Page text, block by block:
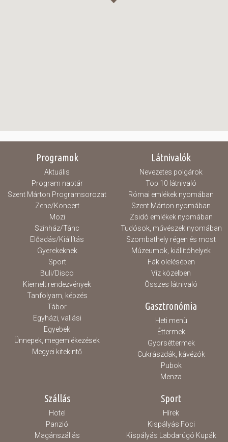
Programok
Aktuális
Program naptár
Szent Márton Programsorozat
Zene/Koncert
Mozi
Színház/Tánc
Előadás/Kiállítás
Gyerekeknek
Sport
Buli/Disco
Kiemelt rendezvények
Tanfolyam, képzés
Tábor
Egyházi, vallási
Egyebek
Ünnepek, megemlékezések
Megyei kitekintő
Látnivalók
Nevezetes polgárok
Top 10 látnivaló
Római emlékek nyomában
Szent Márton nyomában
Zsidó emlékek nyomában
Tudósok, művészek nyomában
Szombathely régen és most
Múzeumok, kiállítóhelyek
Fák ölelésében
Víz közelben
Összes látnivaló
Gasztronómia
Heti menü
Éttermek
Gyorséttermek
Cukrászdák, kávézók
Pubok
Menza
Szállás
Hotel
Panzió
Magánszállás
Sport
Hírek
Kispályás Foci
Kispályás Labdarúgó Kupák